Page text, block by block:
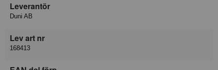
Leverantör
Duni AB
Lev art nr
168413